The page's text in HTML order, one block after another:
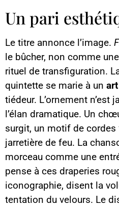
Un pari
Le titre annonce l’image.
le bûcher, non comme
rituel de transfiguration.
quintette se marie à un
tiédeur. L’ornement
l’élan dramatique. Un
surgit, un motif de cordes
jarretière de feu. La
morceau comme une
pense à ces draperies
iconographie, disent la
tentation du velours. Le